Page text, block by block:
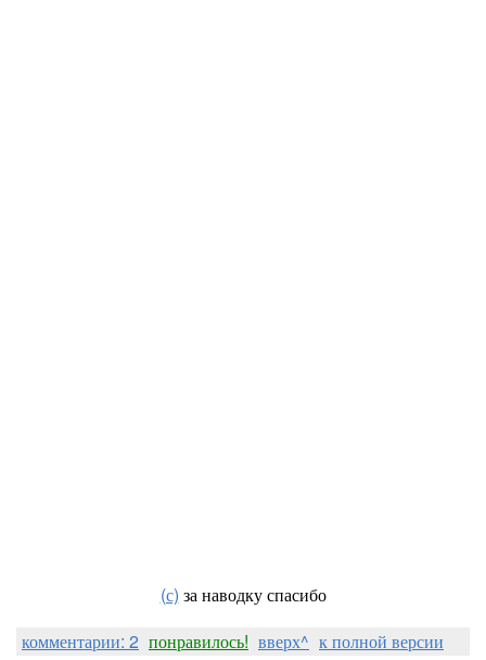
(с) за наводку спасибо
комментарии: 2 понравилось! вверх^ к полной версии